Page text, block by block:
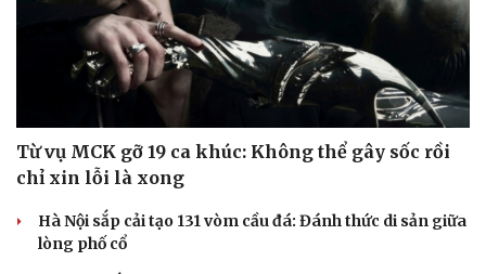
Ăn sạch sống khỏe
Từ vụ MCK gỡ 19 ca khúc: Không thể gây sốc rồi
chỉ xin lỗi là xong
Hà Nội sắp cải tạo 131 vòm cầu đá: Đánh thức di sản giữa
lòng phố cổ